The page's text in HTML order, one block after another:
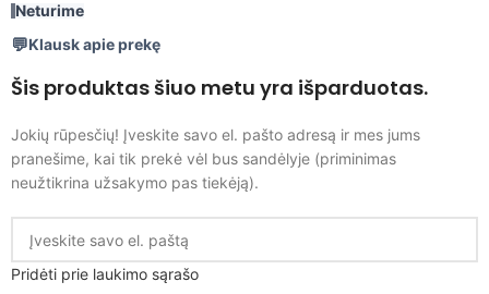
Neturime
Klausk apie prekę
Šis produktas šiuo metu yra išparduotas.
Jokių rūpesčių! Įveskite savo el. pašto adresą ir mes jums
pranešime, kai tik prekė vėl bus sandėlyje (priminimas
neužtikrina užsakymo pas tiekėją).
Pridėti prie laukimo sąrašo